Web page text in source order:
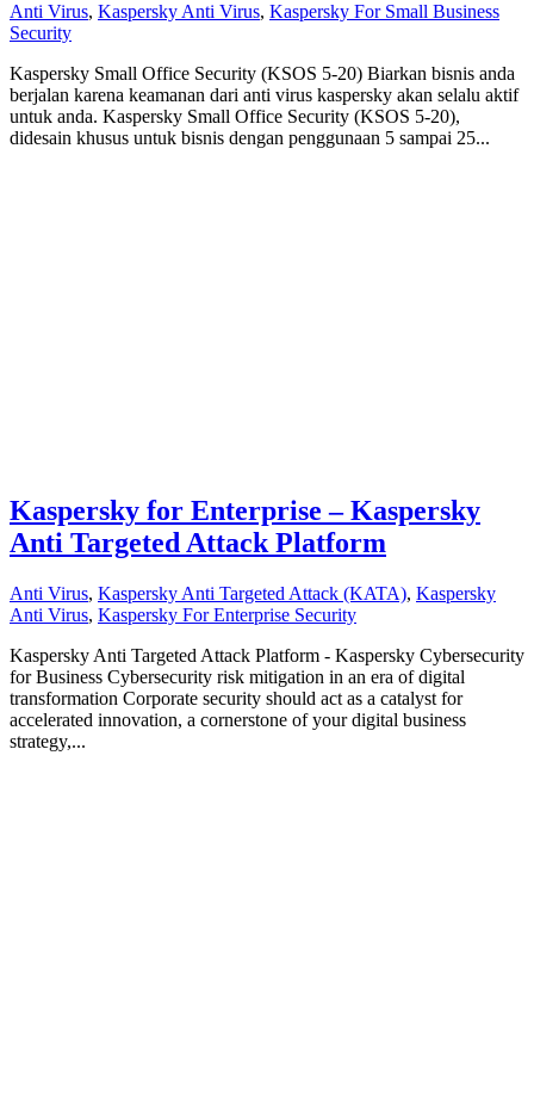
Anti Virus, Kaspersky Anti Virus, Kaspersky For Small Business
Security
Kaspersky Small Office Security (KSOS 5-20) Biarkan bisnis anda
berjalan karena keamanan dari anti virus kaspersky akan selalu aktif
untuk anda. Kaspersky Small Office Security (KSOS 5-20),
didesain khusus untuk bisnis dengan penggunaan 5 sampai 25...
Kaspersky for Enterprise – Kaspersky
Anti Targeted Attack Platform
Anti Virus, Kaspersky Anti Targeted Attack (KATA), Kaspersky
Anti Virus, Kaspersky For Enterprise Security
Kaspersky Anti Targeted Attack Platform - Kaspersky Cybersecurity
for Business Cybersecurity risk mitigation in an era of digital
transformation Corporate security should act as a catalyst for
accelerated innovation, a cornerstone of your digital business
strategy,...